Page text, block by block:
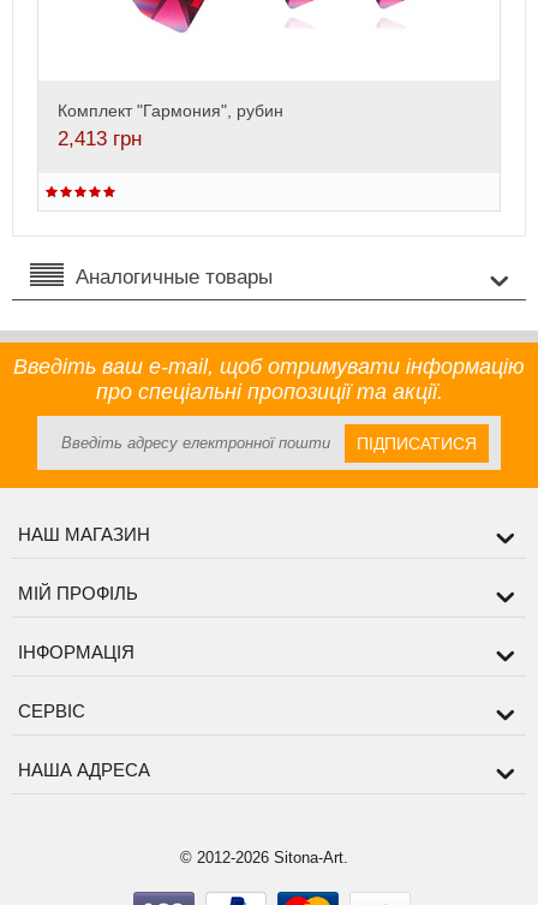
Комплект "Гармония", рубин
2,413 грн
Аналогичные товары
Введіть ваш e-mail, щоб отримувати інформацію
про спеціальні пропозиції та акції.
ПІДПИСАТИСЯ
НАШ МАГАЗИН
МІЙ ПРОФІЛЬ
ІНФОРМАЦІЯ
СЕРВІС
НАША АДРЕСА
© 2012-2026 Sitona-Art.